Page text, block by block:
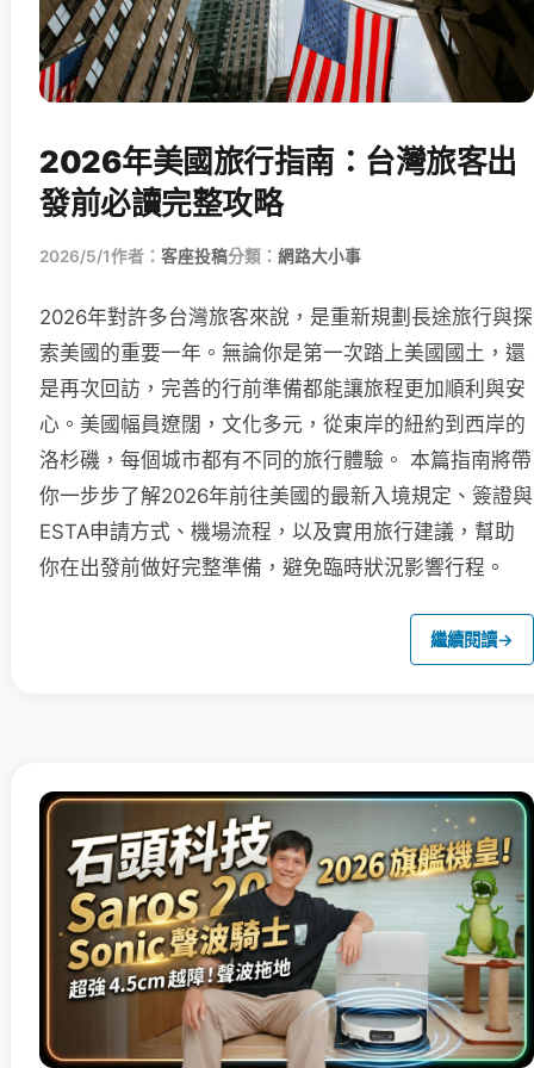
2026年美國旅行指南：台灣旅客出
發前必讀完整攻略
2026/5/1作者： 客座投稿分類： 網路大小事
2026年對許多台灣旅客來說，是重新規劃長途旅行與探
索美國的重要一年。無論你是第一次踏上美國國土，還
是再次回訪，完善的行前準備都能讓旅程更加順利與安
心。美國幅員遼闊，文化多元，從東岸的紐約到西岸的
洛杉磯，每個城市都有不同的旅行體驗。 本篇指南將帶
你一步步了解2026年前往美國的最新入境規定、簽證與
ESTA申請方式、機場流程，以及實用旅行建議，幫助
你在出發前做好完整準備，避免臨時狀況影響行程。
繼續閱讀→